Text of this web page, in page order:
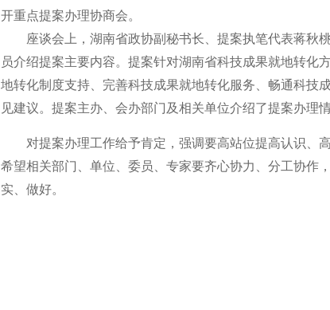
开重点提案办理协商会。
座谈会上，湖南省政协副秘书长、提案执笔代表蒋秋
员介绍提案主要内容。提案针对湖南省科技成果就地转化
地转化制度支持、完善科技成果就地转化服务、畅通科技
见建议。提案主办、会办部门及相关单位介绍了提案办理
对提案办理工作给予肯定，强调要高站位提高认识、
希望相关部门、单位、委员、专家要齐心协力、分工协作
实、做好。